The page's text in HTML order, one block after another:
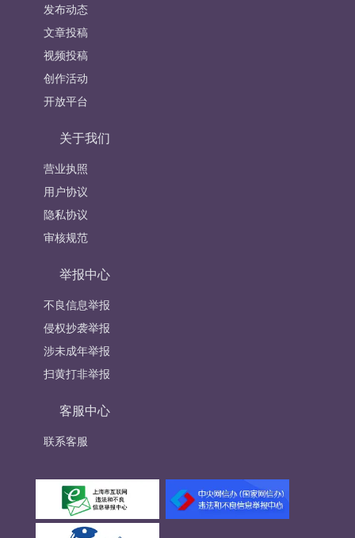
发布动态
文章投稿
视频投稿
创作活动
开放平台
关于我们
营业执照
用户协议
隐私协议
审核规范
举报中心
不良信息举报
侵权抄袭举报
涉未成年举报
扫黄打非举报
客服中心
联系客服